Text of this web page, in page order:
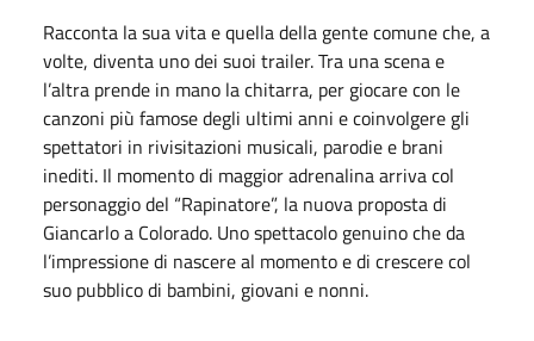
Racconta la sua vita e quella della gente comune che, a
volte, diventa uno dei suoi trailer. Tra una scena e
l’altra prende in mano la chitarra, per giocare con le
canzoni più famose degli ultimi anni e coinvolgere gli
spettatori in rivisitazioni musicali, parodie e brani
inediti. Il momento di maggior adrenalina arriva col
personaggio del “Rapinatore”, la nuova proposta di
Giancarlo a Colorado. Uno spettacolo genuino che da
l’impressione di nascere al momento e di crescere col
suo pubblico di bambini, giovani e nonni.